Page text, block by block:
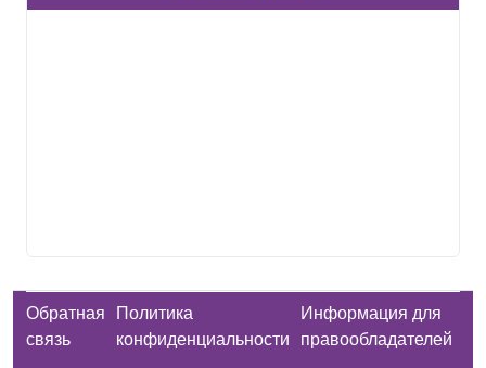
Обратная
связь
Политика
конфиденциальности
Информация для
правообладателей